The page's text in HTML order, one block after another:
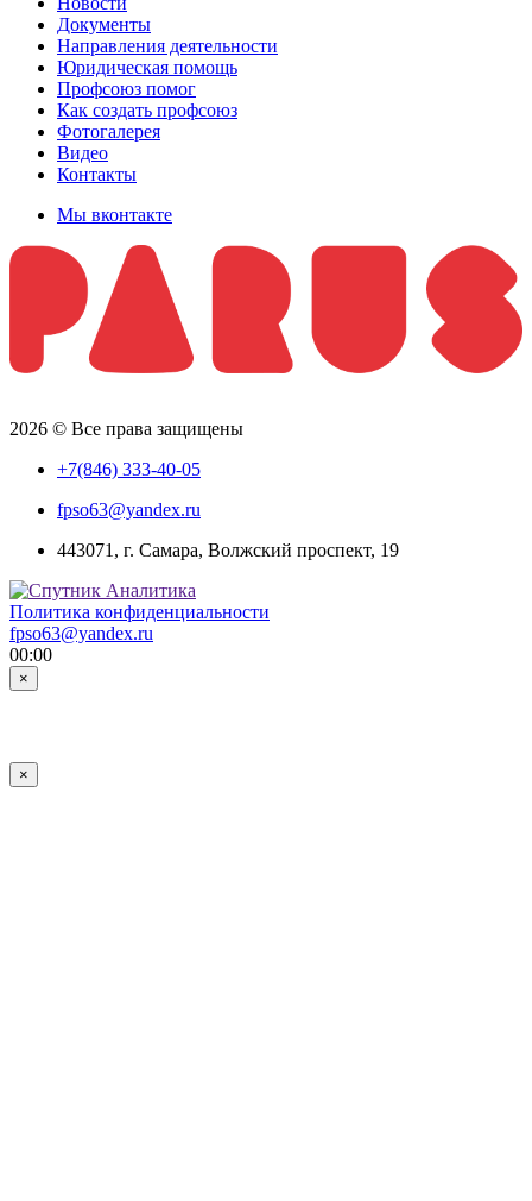
Документы
Направления деятельности
Юридическая помощь
Профсоюз помог
Как создать профсоюз
Фотогалерея
Видео
Контакты
Мы вконтакте
2026 © Все права защищены
+7(846) 333-40-05
fpso63@yandex.ru
443071, г. Самара, Волжский проспект, 19
Политика конфиденциальности
fpso63@yandex.ru
00:00
×
×